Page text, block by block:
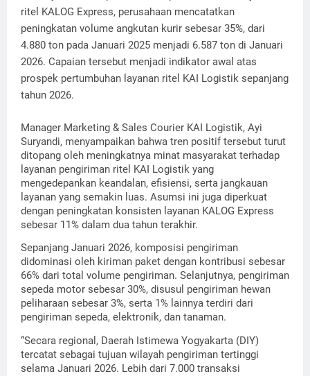
ritel KALOG Express, perusahaan mencatatkan
peningkatan volume angkutan kurir sebesar 35%, dari
4.880 ton pada Januari 2025 menjadi 6.587 ton di Januari
2026. Capaian tersebut menjadi indikator awal atas
prospek pertumbuhan layanan ritel KAI Logistik sepanjang
tahun 2026.
Manager Marketing & Sales Courier KAI Logistik, Ayi
Suryandi, menyampaikan bahwa tren positif tersebut turut
ditopang oleh meningkatnya minat masyarakat terhadap
layanan pengiriman ritel KAI Logistik yang
mengedepankan keandalan, efisiensi, serta jangkauan
layanan yang semakin luas. Asumsi ini juga diperkuat
dengan peningkatan konsisten layanan KALOG Express
sebesar 11% dalam dua tahun terakhir.
Sepanjang Januari 2026, komposisi pengiriman
didominasi oleh kiriman paket dengan kontribusi sebesar
66% dari total volume pengiriman. Selanjutnya, pengiriman
sepeda motor sebesar 30%, disusul pengiriman hewan
peliharaan sebesar 3%, serta 1% lainnya terdiri dari
pengiriman sepeda, elektronik, dan tanaman.
“Secara regional, Daerah Istimewa Yogyakarta (DIY)
tercatat sebagai tujuan wilayah pengiriman tertinggi
selama Januari 2026. Lebih dari 7.000 transaksi